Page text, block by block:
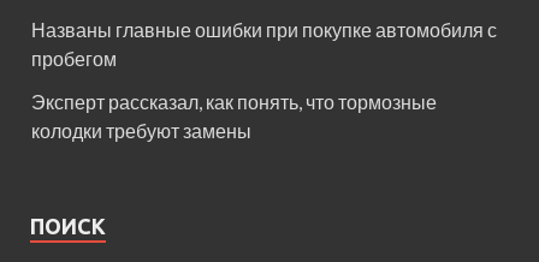
Названы главные ошибки при покупке автомобиля с
пробегом
Эксперт рассказал, как понять, что тормозные
колодки требуют замены
ПОИСК